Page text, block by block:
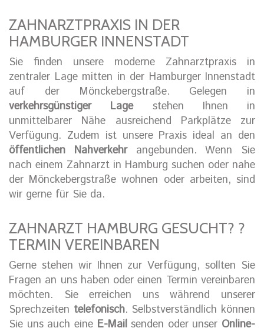
ZAHNARZTPRAXIS IN DER
HAMBURGER INNENSTADT
Sie finden unsere moderne Zahnarztpraxis in
zentraler Lage mitten in der Hamburger Innenstadt
auf der Mönckebergstraße. Gelegen in
verkehrsgünstiger Lagestehen Ihnen in
unmittelbarer Nähe ausreichend Parkplätze zur
Verfügung. Zudem ist unsere Praxis ideal an den
öffentlichen Nahverkehrangebunden. Wenn Sie
nach einem Zahnarzt in Hamburg suchen oder nahe
der Mönckebergstraße wohnen oder arbeiten, sind
wir gerne für Sie da.
ZAHNARZT HAMBURG GESUCHT? ?
TERMIN VEREINBAREN
Gerne stehen wir Ihnen zur Verfügung, sollten Sie
Fragen an uns haben oder einen Termin vereinbaren
möchten. Sie erreichen uns während unserer
Sprechzeiten telefonisch. Selbstverständlich können
Sie uns auch eine E-Mailsenden oder unser Online-